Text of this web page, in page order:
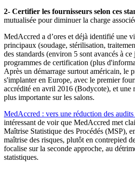
2- Certifier les fournisseurs selon ces
mutualisée pour diminuer la charge
MedAccred a d’ores et déjà identifié une
principaux (soudage, stérilisation,
des standards (environ 5 sont avancés à
programmes de certification (plus
Après un démarrage surtout américain, le
s'implanter en Europe, avec le premier
accrédité en avril 2016 (Bodycote), et une
plus importante sur les salons.
MedAccred : vers une réduction des
intéressant de voir que MedAccred met
Maîtrise Statistique des Procédés (MSP),
maîtrise des risques, plutôt en contrepied
focalise sur la seconde approche, au
statistiques.